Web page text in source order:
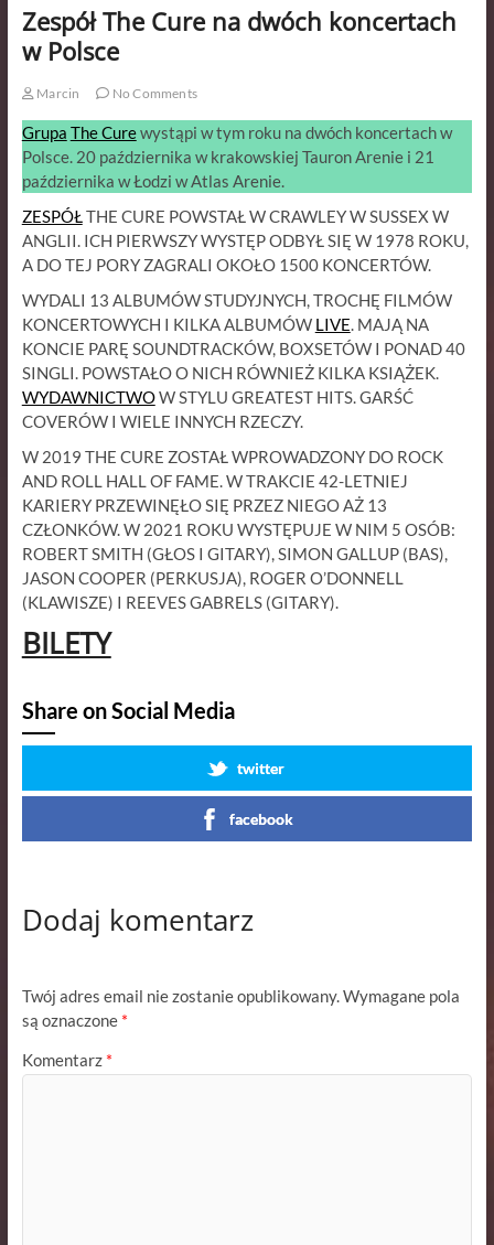
Zespół The Cure na dwóch koncertach
w Polsce
Marcin No Comments
Grupa The Curewystąpi w tym roku na dwóch koncertach w
Polsce. 20 października w krakowskiej Tauron Arenie i 21
października w Łodzi w Atlas Arenie.
ZESPÓŁTHE CURE POWSTAŁ W CRAWLEY W SUSSEX W
ANGLII. ICH PIERWSZY WYSTĘP ODBYŁ SIĘ W 1978 ROKU,
A DO TEJ PORY ZAGRALI OKOŁO 1500 KONCERTÓW.
WYDALI 13 ALBUMÓW STUDYJNYCH, TROCHĘ FILMÓW
KONCERTOWYCH I KILKA ALBUMÓW LIVE. MAJĄ NA
KONCIE PARĘ SOUNDTRACKÓW, BOXSETÓW I PONAD 40
SINGLI. POWSTAŁO O NICH RÓWNIEŻ KILKA KSIĄŻEK.
WYDAWNICTWOW STYLU GREATEST HITS. GARŚĆ
COVERÓW I WIELE INNYCH RZECZY.
W 2019 THE CURE ZOSTAŁ WPROWADZONY DO ROCK
AND ROLL HALL OF FAME. W TRAKCIE 42-LETNIEJ
KARIERY PRZEWINĘŁO SIĘ PRZEZ NIEGO AŻ 13
CZŁONKÓW. W 2021 ROKU WYSTĘPUJE W NIM 5 OSÓB:
ROBERT SMITH (GŁOS I GITARY), SIMON GALLUP (BAS),
JASON COOPER (PERKUSJA), ROGER O’DONNELL
(KLAWISZE) I REEVES GABRELS (GITARY).
BILETY
Share on Social Media
twitter
facebook
Dodaj komentarz
Twój adres email nie zostanie opublikowany.Wymagane pola
są oznaczone *
Komentarz *